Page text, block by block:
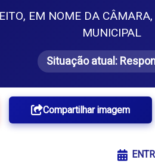
EM NOME DA
MUNICIPAL
Situação atual:
Compartilhar imagem